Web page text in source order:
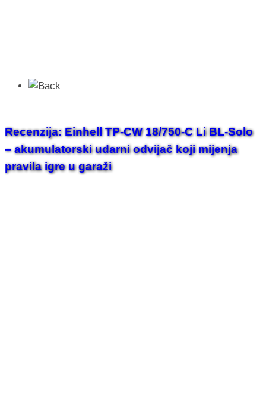
Recenzija: Einhell TP-CW 18/750-C Li BL-Solo
– akumulatorski udarni odvijač koji mijenja
pravila igre u garaži